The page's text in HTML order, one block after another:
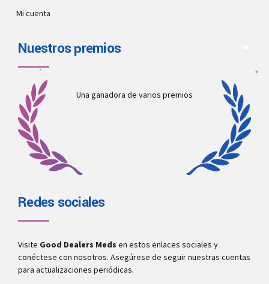
Mi cuenta
Nuestros premios
Una ganadora de varios premios
Redes sociales
Visite Good Dealers Meds en estos enlaces sociales y
conéctese con nosotros. Asegúrese de seguir nuestras cuentas
para actualizaciones periódicas.